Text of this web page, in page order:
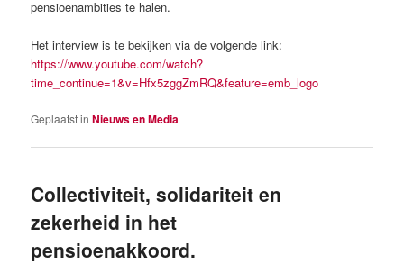
pensioenambities te halen.
Het interview is te bekijken via de volgende link:
https://www.youtube.com/watch?
time_continue=1&v=Hfx5zggZmRQ&feature=emb_logo
Geplaatst in Nieuws en Media
Collectiviteit, solidariteit en
zekerheid in het
pensioenakkoord.